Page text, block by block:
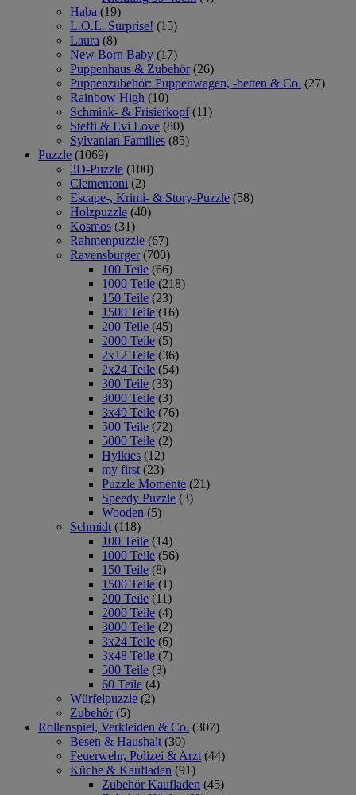
Haba (19)
L.O.L. Surprise! (15)
Laura (8)
New Born Baby (17)
Puppenhaus & Zubehör (26)
Puppenzubehör: Puppenwagen, -betten & Co. (27)
Rainbow High (10)
Schmink- & Frisierkopf (11)
Steffi & Evi Love (80)
Sylvanian Families (85)
Puzzle (1069)
3D-Puzzle (100)
Clementoni (2)
Escape-, Krimi- & Story-Puzzle (58)
Holzpuzzle (40)
Kosmos (31)
Rahmenpuzzle (67)
Ravensburger (700)
100 Teile (66)
1000 Teile (218)
150 Teile (23)
1500 Teile (16)
200 Teile (45)
2000 Teile (5)
2x12 Teile (36)
2x24 Teile (54)
300 Teile (33)
3000 Teile (3)
3x49 Teile (76)
500 Teile (72)
5000 Teile (2)
Hylkies (12)
my first (23)
Puzzle Momente (21)
Speedy Puzzle (3)
Wooden (5)
Schmidt (118)
100 Teile (14)
1000 Teile (56)
150 Teile (8)
1500 Teile (1)
200 Teile (11)
2000 Teile (4)
3000 Teile (2)
3x24 Teile (6)
3x48 Teile (7)
500 Teile (3)
60 Teile (4)
Würfelpuzzle (2)
Zubehör (5)
Rollenspiel, Verkleiden & Co. (307)
Besen & Haushalt (30)
Feuerwehr, Polizei & Arzt (44)
Küche & Kaufladen (91)
Zubehör Kaufladen (45)